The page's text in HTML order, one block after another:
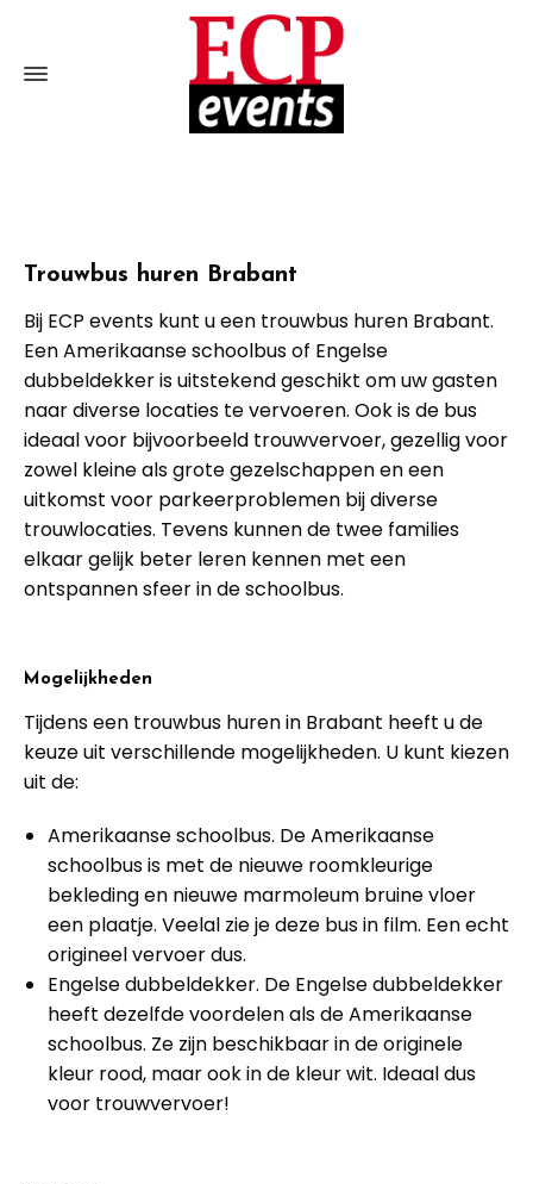
Trouwbus huren Brabant
Bij ECP events kunt u een trouwbus huren Brabant.
Een Amerikaanse schoolbus of Engelse
dubbeldekker is uitstekend geschikt om uw gasten
naar diverse locaties te vervoeren. Ook is de bus
ideaal voor bijvoorbeeld trouwvervoer, gezellig voor
zowel kleine als grote gezelschappen en een
uitkomst voor parkeerproblemen bij diverse
trouwlocaties. Tevens kunnen de twee families
elkaar gelijk beter leren kennen met een
ontspannen sfeer in de schoolbus.
Mogelijkheden
Tijdens een trouwbus huren in Brabant heeft u de
keuze uit verschillende mogelijkheden. U kunt kiezen
uit de:
Amerikaanse schoolbus. De Amerikaanse
schoolbus is met de nieuwe roomkleurige
bekleding en nieuwe marmoleum bruine vloer
een plaatje. Veelal zie je deze bus in film. Een echt
origineel vervoer dus.
Engelse dubbeldekker. De Engelse dubbeldekker
heeft dezelfde voordelen als de Amerikaanse
schoolbus. Ze zijn beschikbaar in de originele
kleur rood, maar ook in de kleur wit. Ideaal dus
voor trouwvervoer!